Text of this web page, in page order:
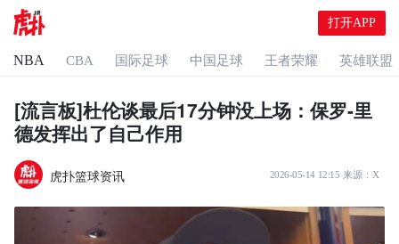
打开APP
NBA CBA 国际足球 中国足球 王者荣耀 英雄联盟
[流言板]杜伦谈最后17分钟没上场：保罗-里
德发挥出了自己作用
虎扑篮球资讯 2026-05-14 12:15 来源： X